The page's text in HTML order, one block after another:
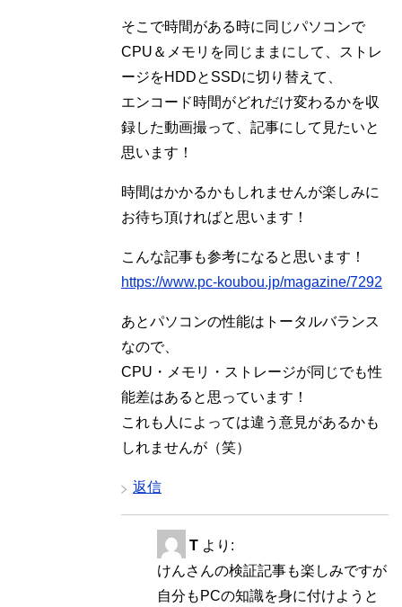
そこで時間がある時に同じパソコンで
CPU＆メモリを同じままにして、ストレ
ージをHDDとSSDに切り替えて、
エンコード時間がどれだけ変わるかを収
録した動画撮って、記事にして見たいと
思います！
時間はかかるかもしれませんが楽しみに
お待ち頂ければと思います！
こんな記事も参考になると思います！
https://www.pc-koubou.jp/magazine/7292
あとパソコンの性能はトータルバランス
なので、
CPU・メモリ・ストレージが同じでも性
能差はあると思っています！
これも人によっては違う意見があるかも
しれませんが（笑）
返信
T より:
けんさんの検証記事も楽しみですが
自分もPCの知識を身に付けようと